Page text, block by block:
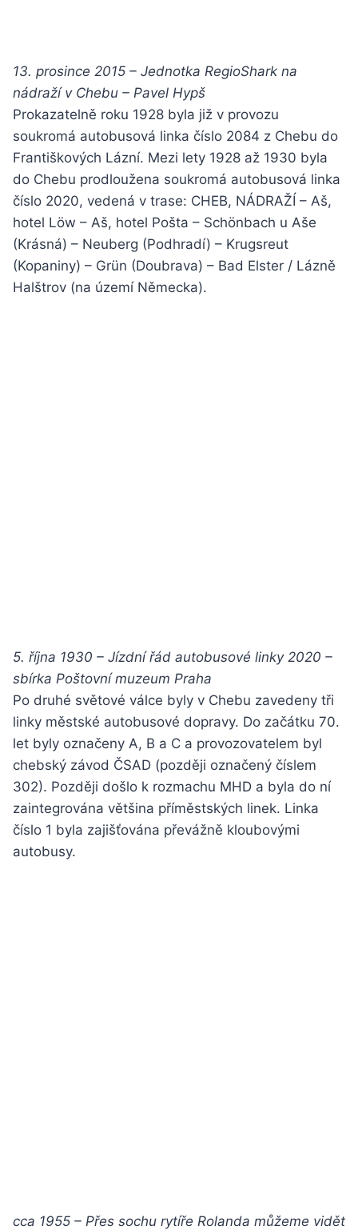
13. prosince 2015 – Jednotka RegioShark na
nádraží v Chebu – Pavel Hypš
Prokazatelně roku 1928 byla již v provozu
soukromá autobusová linka číslo 2084 z Chebu do
Františkových Lázní. Mezi lety 1928 až 1930 byla
do Chebu prodloužena soukromá autobusová linka
číslo 2020, vedená v trase: CHEB, NÁDRAŽÍ – Aš,
hotel Löw – Aš, hotel Pošta – Schönbach u Aše
(Krásná) – Neuberg (Podhradí) – Krugsreut
(Kopaniny) – Grün (Doubrava) – Bad Elster / Lázně
Halštrov (na území Německa).
5. října 1930 – Jízdní řád autobusové linky 2020 –
sbírka Poštovní muzeum Praha
Po druhé světové válce byly v Chebu zavedeny tři
linky městské autobusové dopravy. Do začátku 70.
let byly označeny A, B a C a provozovatelem byl
chebský závod ČSAD (později označený číslem
302). Později došlo k rozmachu MHD a byla do ní
zaintegrována většina příměstských linek. Linka
číslo 1 byla zajišťována převážně kloubovými
autobusy.
cca 1955 – Přes sochu rytíře Rolanda můžeme vidět